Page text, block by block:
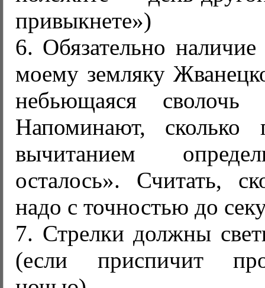
привыкнете»)
6. Обязательно
моему земляку
небьющаяся сволочь
Напоминают, сколько
вычитанием
осталось». Считать,
надо с точностью до
7. Стрелки должны
(если приспичит